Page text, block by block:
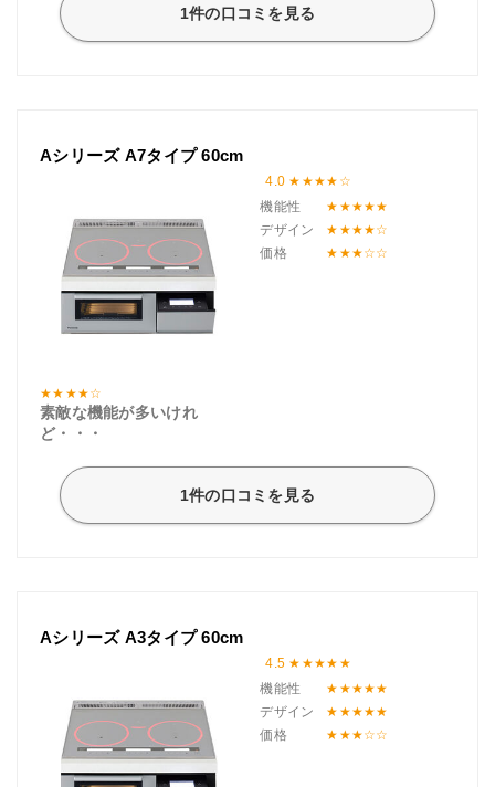
1件の口コミを見る
Aシリーズ A7タイプ 60cm
4.0
機能性
デザイン
価格
素敵な機能が多いけれ
ど・・・
1件の口コミを見る
Aシリーズ A3タイプ 60cm
4.5
機能性
デザイン
価格